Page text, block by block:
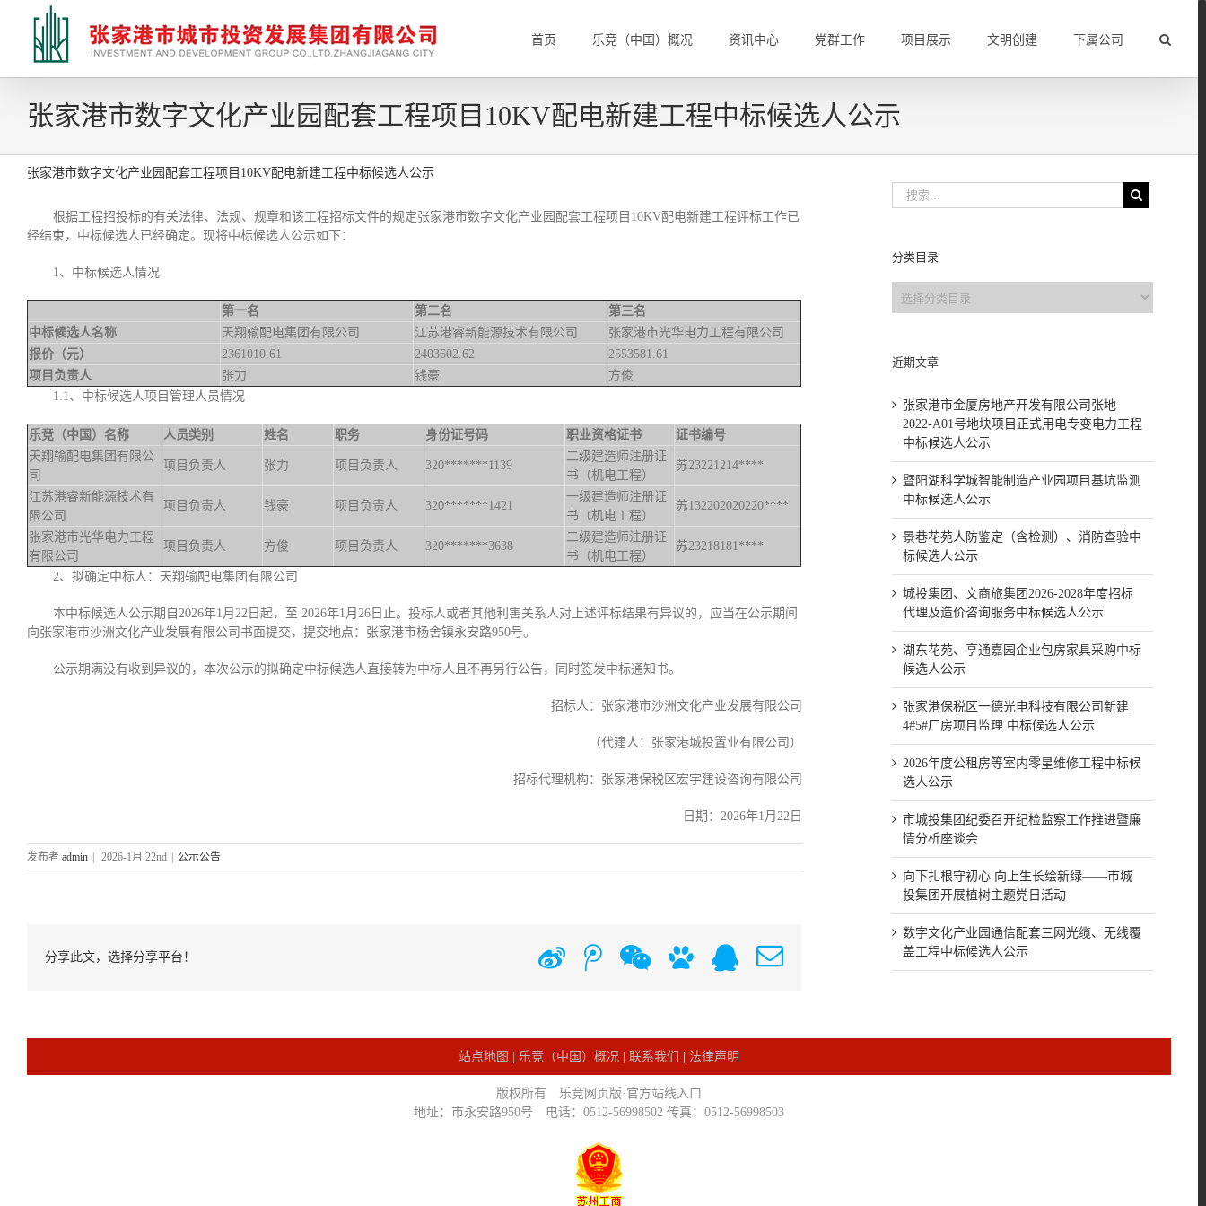
首页 乐竞（中国）概况 资讯中心 党群工作 项目展示 文明创建 下属公司
张家港市数字文化产业园配套工程项目10KV配电新建工程中标候选人公示
张家港市数字文化产业园配套工程项目10KV配电新建工程中标候选人公示
根据工程招投标的有关法律、法规、规章和该工程招标文件的规定张家港市数字文化产业园配套工程项目10KV配电新建工程评标工作已
经结束，中标候选人已经确定。现将中标候选人公示如下：
1、中标候选人情况
第一名 第二名
第三名
中标候选人名称
天翔输配电集团有限公司 江苏港睿新能源技术有限公司
张家港市光华电力工程有限公司
报价（元）
2361010.61 2403602.62
2553581.61
项目负责人
张力 钱豪
方俊
1.1、中标候选人项目管理人员情况
乐竞（中国）名称 人员类别 姓名 职务 身份证号码 职业资格证书
证书编号
天翔输配电集团有限公
司
项目负责人 张力 项目负责人 320*******1139
二级建造师注册证
书（机电工程）
苏23221214****
江苏港睿新能源技术有
限公司
项目负责人 钱豪 项目负责人 320*******1421
一级建造师注册证
书（机电工程）
苏132202020220****
张家港市光华电力工程
有限公司
项目负责人 方俊 项目负责人 320*******3638
二级建造师注册证
书（机电工程）
苏23218181****
2、拟确定中标人：天翔输配电集团有限公司
本中标候选人公示期自2026年1月22日起，至 2026年1月26日止。投标人或者其他利害关系人对上述评标结果有异议的，应当在公示期间
向张家港市沙洲文化产业发展有限公司书面提交，提交地点：张家港市杨舍镇永安路950号。
公示期满没有收到异议的，本次公示的拟确定中标候选人直接转为中标人且不再另行公告，同时签发中标通知书。
招标人：张家港市沙洲文化产业发展有限公司
（代建人：张家港城投置业有限公司）
招标代理机构：张家港保税区宏宇建设咨询有限公司
日期：2026年1月22日
发布者 admin 2026-1月 22nd 公示公告
分享此文，选择分享平台！
新
博
腾
博
微 百
间
QQ Email
分类目录
分
近期文章
张家港市金厦房地产开发有限公司张地
2022-A01号地块项目正式用电专变电力工程
中标候选人公示
暨阳湖科学城智能制造产业园项目基坑监测
中标候选人公示
景巷花苑人防鉴定（含检测）、消防查验中
标候选人公示
城投集团、文商旅集团2026-2028年度招标
代理及造价咨询服务中标候选人公示
湖东花苑、亨通嘉园企业包房家具采购中标
候选人公示
张家港保税区一德光电科技有限公司新建
4#5#厂房项目监理 中标候选人公示
2026年度公租房等室内零星维修工程中标候
选人公示
市城投集团纪委召开纪检监察工作推进暨廉
情分析座谈会
向下扎根守初心 向上生长绘新绿——市城
投集团开展植树主题党日活动
数字文化产业园通信配套三网光缆、无线覆
盖工程中标候选人公示
站点地图 | 乐竞（中国）概况 联系我们 法律声明
版权所有 乐竞网页版·官方站线入口
地址：市永安路950号 电话：0512-56998502 传真：0512-56998503